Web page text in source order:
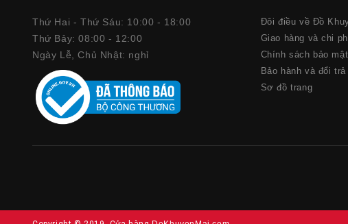
Thứ Hai - Thứ Sáu: 10:00 - 18:00
Thứ Bảy: 08:00 - 12:00
Ngày Lễ, Chủ Nhật: nghỉ
Đôi điều về Đồ
Giao hàng và chi
Chính sách bảo mật
Bảo hành và đổi
Sơ đồ trang